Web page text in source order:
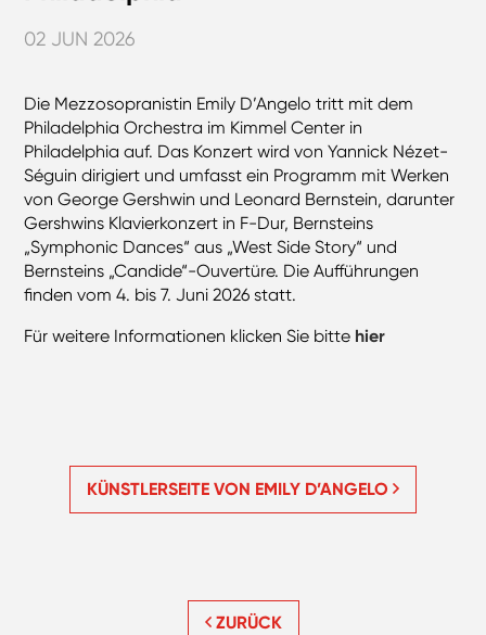
02 JUN 2026
Die Mezzosopranistin Emily D’Angelo tritt mit dem
Philadelphia Orchestra im Kimmel Center in
Philadelphia auf. Das Konzert wird von Yannick Nézet-
Séguin dirigiert und umfasst ein Programm mit Werken
von George Gershwin und Leonard Bernstein, darunter
Gershwins Klavierkonzert in F-Dur, Bernsteins
„Symphonic Dances“ aus „West Side Story“ und
Bernsteins „Candide“-Ouvertüre. Die Aufführungen
finden vom 4. bis 7. Juni 2026 statt.
Für weitere Informationen klicken Sie bitte hier
KÜNSTLERSEITE VON EMILY D’ANGELO
ZURÜCK